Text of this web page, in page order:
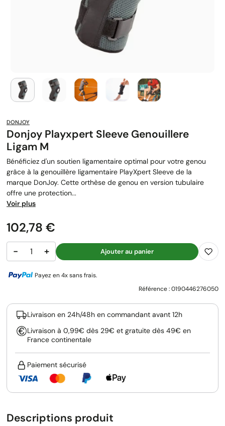
DONJOY
Donjoy Playxpert Sleeve Genouillere
Ligam M
Bénéficiez d'un soutien ligamentaire optimal pour votre genou
grâce à la genouillère ligamentaire PlayXpert Sleeve de la
marque DonJoy. Cette orthèse de genou en version tubulaire
offre une protection...
Voir plus
Prix
102,78 €
− + Ajouter au panier
Payez en 4x sans frais.
Référence :0190446276050
Livraison en 24h/48h en commandant avant 12h
Livraison à 0,99€ dès 29€ et gratuite dès 49€ en
France continentale
Paiement sécurisé
Descriptions produit